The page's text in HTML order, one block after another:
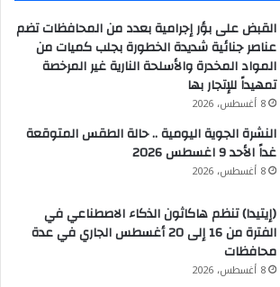
القبض على بؤر إجرامية بعدد من المحافظات تضم
عناصر جنائية شديدة الخطورة بجلب كميات من
المواد المخدرة والأسلحة النارية غير المرخصة
تمهيداً للإتجار بها
8 أغسطس، 2026
النشرة الجوية اليومية .. حالة الطقس المتوقعة
غداً الأحد 9 اغسطس 2026
8 أغسطس، 2026
(إيتيدا) تنظم هاكاثون الذكاء الاصطناعي في
الفترة من 16 إلى 20 أغسطس الجاري في عدة
محافظات
8 أغسطس، 2026